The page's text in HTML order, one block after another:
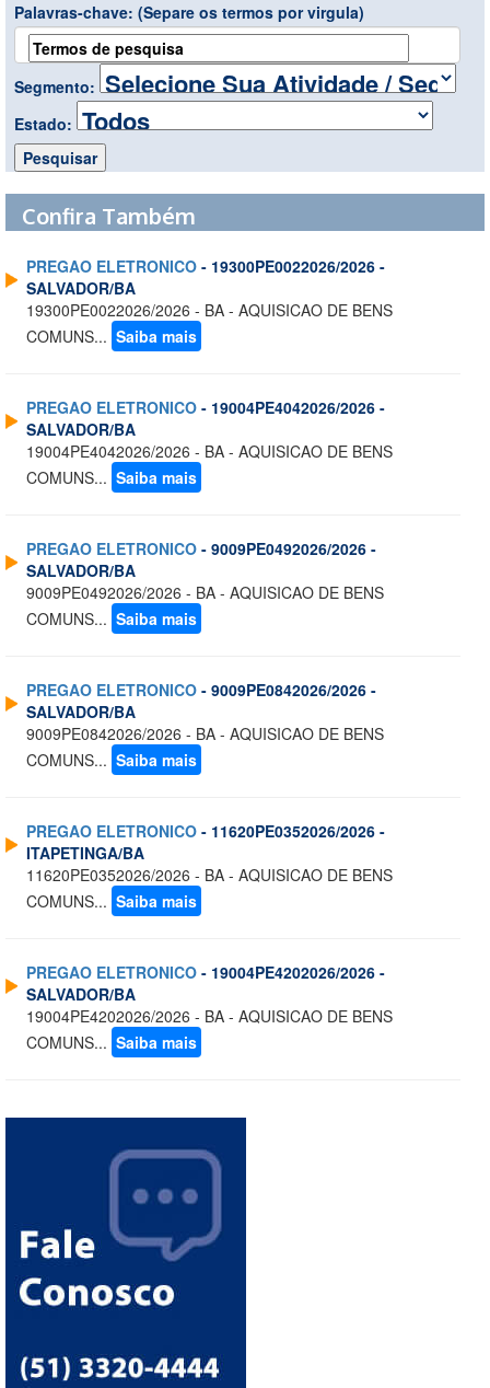
Palavras-chave: (Separe os termos por virgula)
Segmento:
Estado:
Confira Também
PREGAO ELETRONICO - 19300PE0022026/2026 -
SALVADOR/BA
19300PE0022026/2026 - BA - AQUISICAO DE BENS
COMUNS... Saiba mais
PREGAO ELETRONICO - 19004PE4042026/2026 -
SALVADOR/BA
19004PE4042026/2026 - BA - AQUISICAO DE BENS
COMUNS... Saiba mais
PREGAO ELETRONICO - 9009PE0492026/2026 -
SALVADOR/BA
9009PE0492026/2026 - BA - AQUISICAO DE BENS
COMUNS... Saiba mais
PREGAO ELETRONICO - 9009PE0842026/2026 -
SALVADOR/BA
9009PE0842026/2026 - BA - AQUISICAO DE BENS
COMUNS... Saiba mais
PREGAO ELETRONICO - 11620PE0352026/2026 -
ITAPETINGA/BA
11620PE0352026/2026 - BA - AQUISICAO DE BENS
COMUNS... Saiba mais
PREGAO ELETRONICO - 19004PE4202026/2026 -
SALVADOR/BA
19004PE4202026/2026 - BA - AQUISICAO DE BENS
COMUNS... Saiba mais